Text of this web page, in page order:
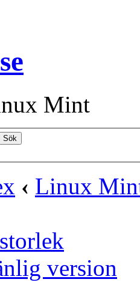
Mint
‹ Linux
version